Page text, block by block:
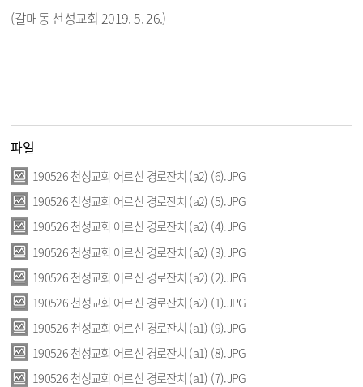
(갈매동 천성교회 2019. 5. 26.)
파일
190526 천성교회 어르신 경로잔치 (a2) (6).JPG
190526 천성교회 어르신 경로잔치 (a2) (5).JPG
190526 천성교회 어르신 경로잔치 (a2) (4).JPG
190526 천성교회 어르신 경로잔치 (a2) (3).JPG
190526 천성교회 어르신 경로잔치 (a2) (2).JPG
190526 천성교회 어르신 경로잔치 (a2) (1).JPG
190526 천성교회 어르신 경로잔치 (a1) (9).JPG
190526 천성교회 어르신 경로잔치 (a1) (8).JPG
190526 천성교회 어르신 경로잔치 (a1) (7).JPG